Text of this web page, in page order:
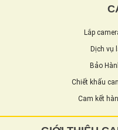
Lắp
Dịch vụ
Bảo
Chiết khấu
Cam kết